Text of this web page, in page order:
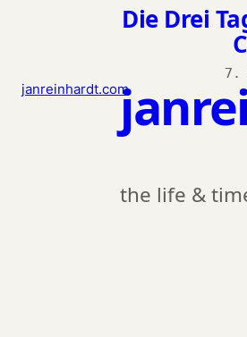
the life &
Die Drei
7.
janreinhardt.com